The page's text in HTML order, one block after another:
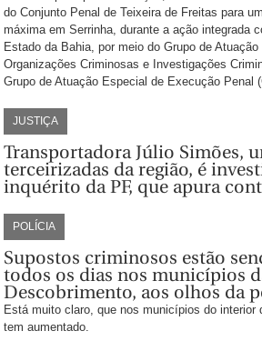
do Conjunto Penal de Teixeira de Freitas para
máxima em Serrinha, durante a ação integrada
Estado da Bahia, por meio do Grupo de
Organizações Criminosas e Investigações
Grupo de Atuação Especial de Execução Penal
JUSTIÇA
Transportadora Júlio Simões,
terceirizadas da região, é
inquérito da PF, que apura
POLÍCIA
Supostos criminosos estão
todos os dias nos municípios
Descobrimento, aos olhos da
Está muito claro, que nos municípios do interior
tem aumentado.